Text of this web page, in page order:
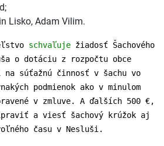
Lisko, Adam Vilim.
schvaľuje žiadosť Šachového
o dotáciu z rozpočtu obce
na súťažnú činnosť v šachu vo
podmienok ako v minulom
v zmluve. A ďalších 500 €,
a viesť šachový krúžok aj
času v Nesluši.